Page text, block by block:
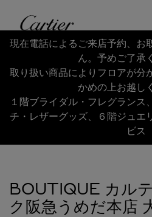
Cartier
Return to Nav
現在電話によるご来店予約、お
ん。予めご了承
取り扱い商品によりフロアが分
かめの上お越し
１階ブライダル・フレグランス
チ・レザーグッズ、６階ジュエ
ビス
BOUTIQUE カル
ク阪急うめだ本店